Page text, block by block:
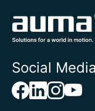
Social Media